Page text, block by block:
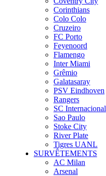
Corinthians
Colo Colo
Cruzeiro
FC Porto
Feyenoord
Flamengo
Inter Miami
Grêmio
Galatasaray
PSV Eindhoven
Rangers
SC Internacional
Sao Paulo
Stoke City
River Plate
Tigres UANL
SURVÊTEMENTS
AC Milan
Arsenal